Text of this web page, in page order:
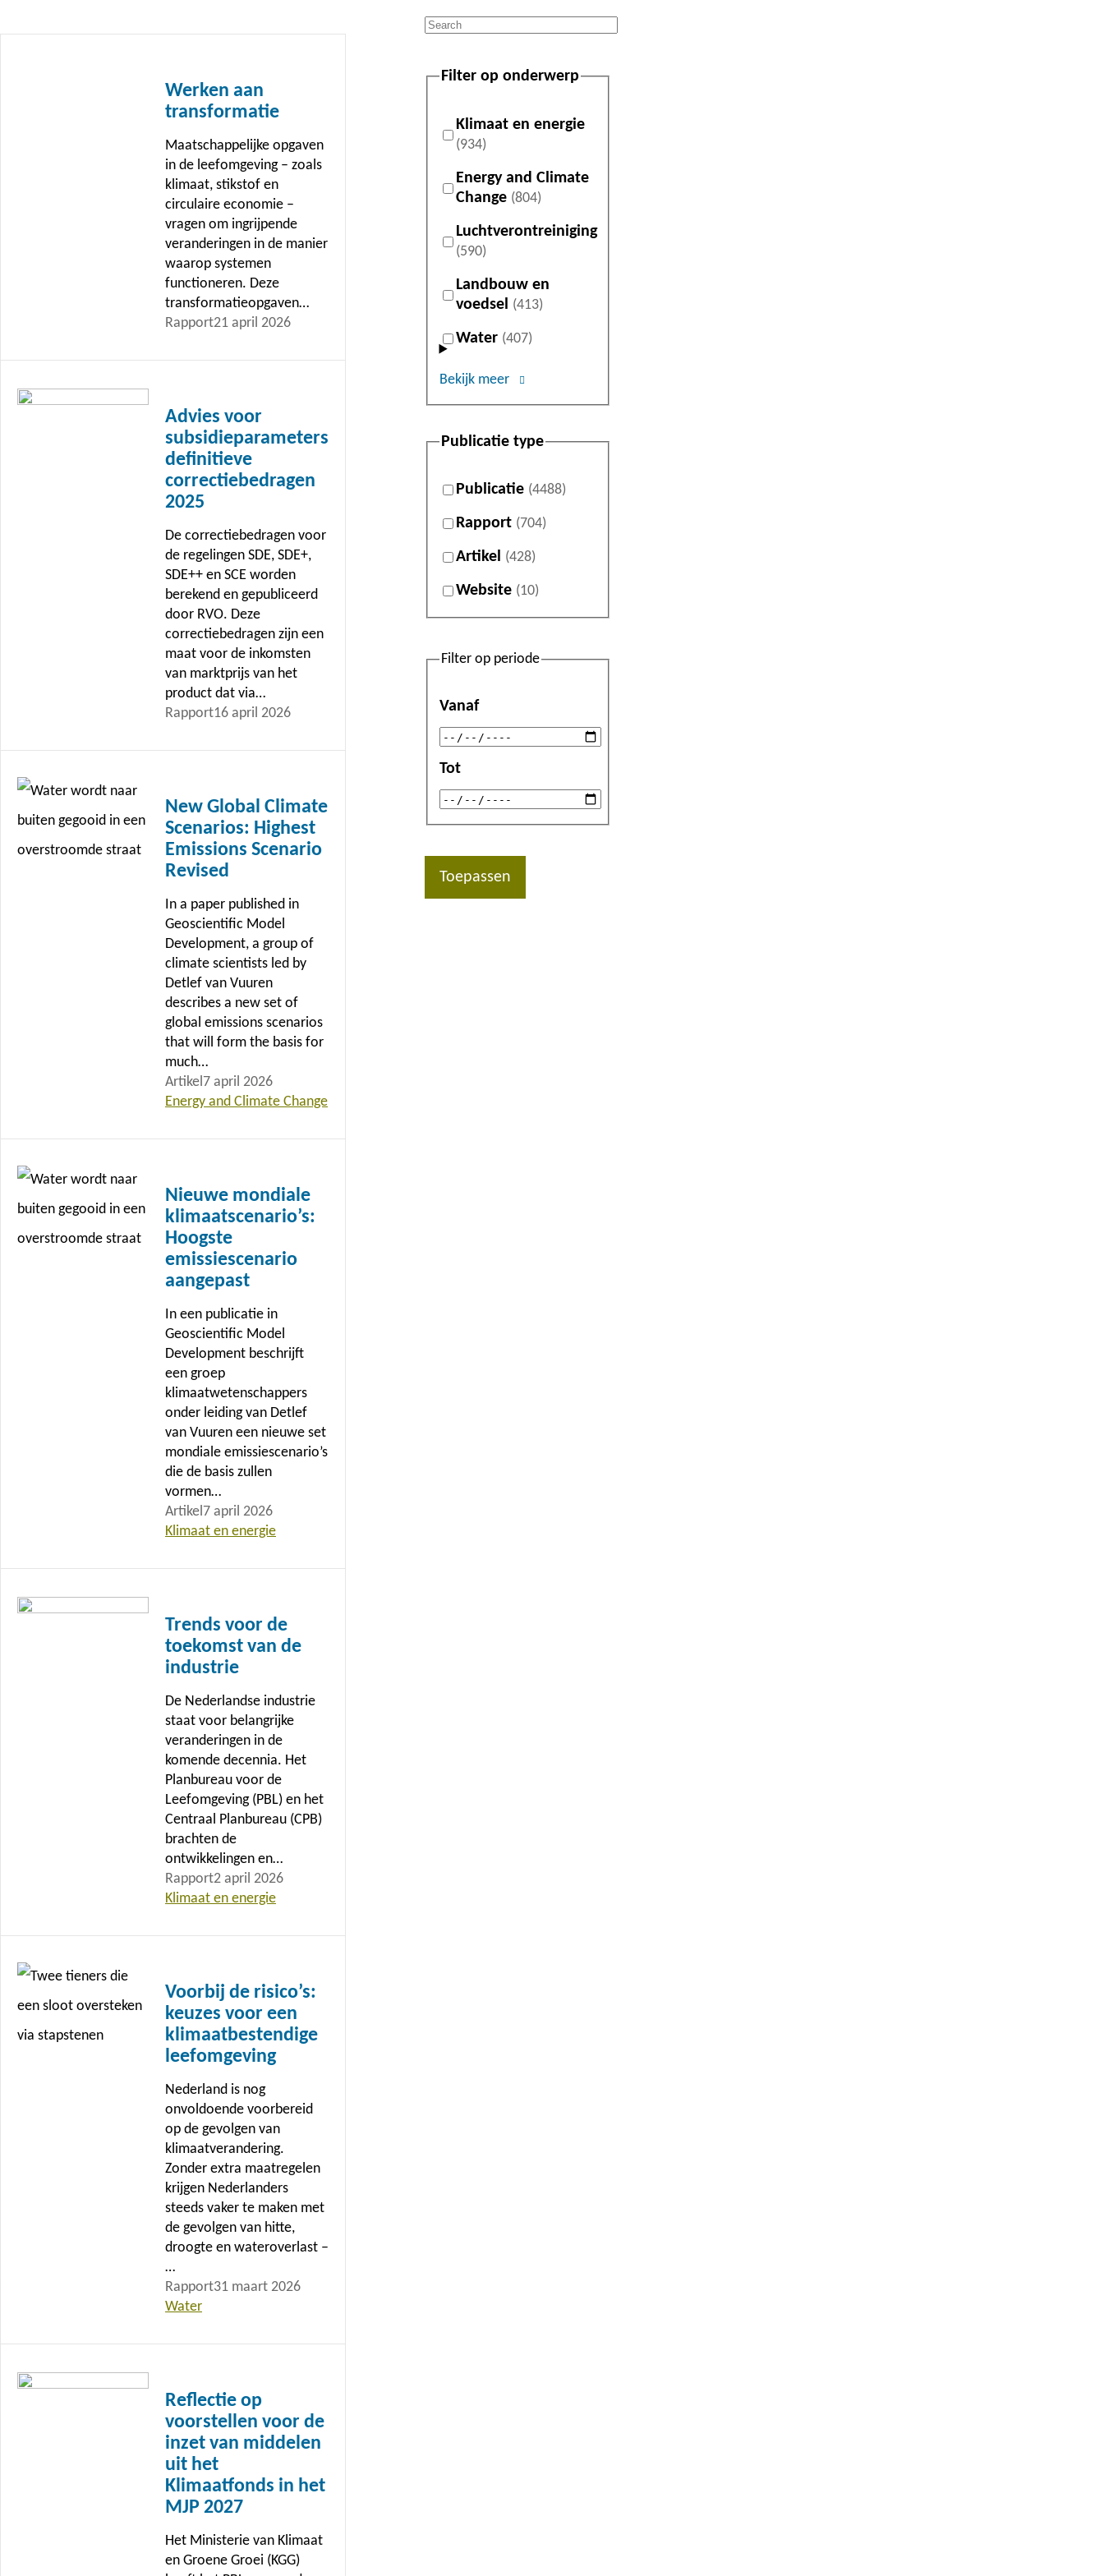
Filter op onderwerp
Klimaat en energie
(934)
Energy and Climate
Change (804)
Luchtverontreiniging
(590)
Landbouw en
voedsel (413)
Water (407)
Bekijk meer
Publicatie type
Publicatie (4488)
Rapport (704)
Artikel (428)
Website (10)
Filter op periode
Vanaf
Tot
Toepassen
Werken aan
transformatie
Maatschappelijke opgaven
in de leefomgeving – zoals
klimaat, stikstof en
circulaire economie –
vragen om ingrijpende
veranderingen in de manier
waarop systemen
functioneren. Deze
transformatieopgaven…
Rapport21 april 2026
Advies voor
subsidieparameters
definitieve
correctiebedragen
2025
De correctiebedragen voor
de regelingen SDE, SDE+,
SDE++ en SCE worden
berekend en gepubliceerd
door RVO. Deze
correctiebedragen zijn een
maat voor de inkomsten
van marktprijs van het
product dat via…
Rapport16 april 2026
meer
New Global Climate
Scenarios: Highest
Emissions Scenario
Revised
In a paper published in
Geoscientific Model
Development, a group of
climate scientists led by
Detlef van Vuuren
describes a new set of
global emissions scenarios
that will form the basis for
much…
Artikel7 april 2026
Energy and Climate Change
meer
Nieuwe mondiale
klimaatscenario’s:
Hoogste
emissiescenario
aangepast
In een publicatie in
Geoscientific Model
Development beschrijft
een groep
klimaatwetenschappers
onder leiding van Detlef
van Vuuren een nieuwe set
mondiale emissiescenario’s
die de basis zullen
vormen…
Artikel7 april 2026
Klimaat en energie
meer
Trends voor de
toekomst van de
industrie
De Nederlandse industrie
staat voor belangrijke
veranderingen in de
komende decennia. Het
Planbureau voor de
Leefomgeving (PBL) en het
Centraal Planbureau (CPB)
brachten de
ontwikkelingen en…
Rapport2 april 2026
Klimaat en energie
meer
Voorbij de risico’s:
keuzes voor een
klimaatbestendige
leefomgeving
Nederland is nog
onvoldoende voorbereid
op de gevolgen van
klimaatverandering.
Zonder extra maatregelen
krijgen Nederlanders
steeds vaker te maken met
de gevolgen van hitte,
droogte en wateroverlast –
…
Rapport31 maart 2026
Water
meer
Reflectie op
voorstellen voor de
inzet van middelen
uit het
Klimaatfonds in het
MJP 2027
Het Ministerie van Klimaat
en Groene Groei (KGG)
meer